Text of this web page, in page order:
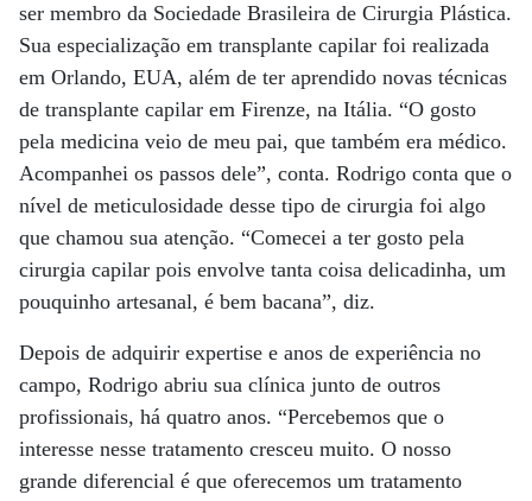
ser membro da Sociedade Brasileira de Cirurgia Plástica.
Sua especialização em transplante capilar foi realizada
em Orlando, EUA, além de ter aprendido novas técnicas
de transplante capilar em Firenze, na Itália. “O gosto
pela medicina veio de meu pai, que também era médico.
Acompanhei os passos dele”, conta. Rodrigo conta que o
nível de meticulosidade desse tipo de cirurgia foi algo
que chamou sua atenção. “Comecei a ter gosto pela
cirurgia capilar pois envolve tanta coisa delicadinha, um
pouquinho artesanal, é bem bacana”, diz.
Depois de adquirir expertise e anos de experiência no
campo, Rodrigo abriu sua clínica junto de outros
profissionais, há quatro anos. “Percebemos que o
interesse nesse tratamento cresceu muito. O nosso
grande diferencial é que oferecemos um tratamento